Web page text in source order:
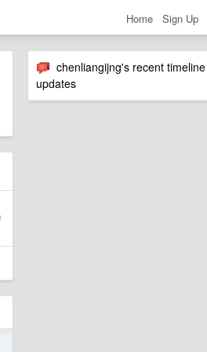
Home Sign Up
chenliangijng's recent timeline
updates